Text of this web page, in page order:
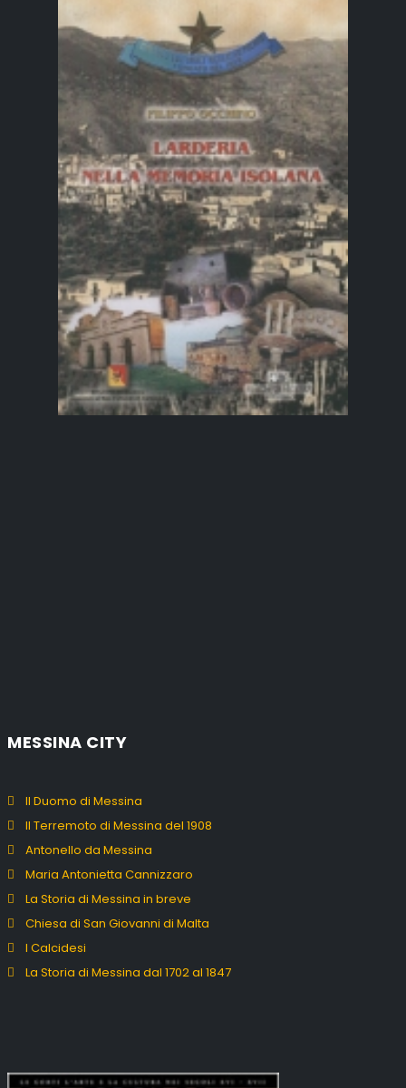
MESSINA CITY
Il Duomo di Messina
Il Terremoto di Messina del 1908
Antonello da Messina
Maria Antonietta Cannizzaro
La Storia di Messina in breve
Chiesa di San Giovanni di Malta
I Calcidesi
La Storia di Messina dal 1702 al 1847